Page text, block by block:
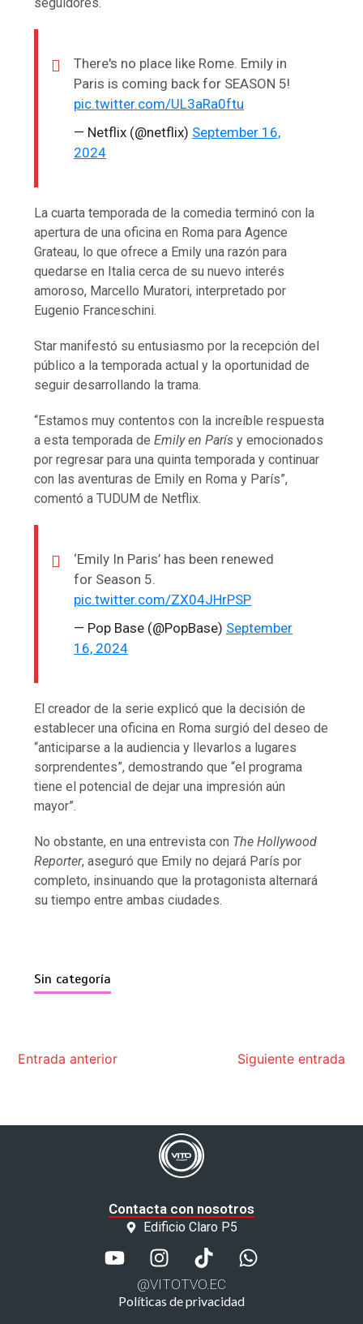
There's no place like Rome. Emily in
Paris is coming back for SEASON 5!
pic.twitter.com/UL3aRa0ftu
— Netflix (@netflix) September 16,
2024
La cuarta temporada de la comedia terminó con la
apertura de una oficina en Roma para Agence
Grateau, lo que ofrece a Emily una razón para
quedarse en Italia cerca de su nuevo interés
amoroso, Marcello Muratori, interpretado por
Eugenio Franceschini.
Star manifestó su entusiasmo por la recepción del
público a la temporada actual y la oportunidad de
seguir desarrollando la trama.
“Estamos muy contentos con la increíble respuesta
a esta temporada deEmily en París y emocionados
por regresar para una quinta temporada y continuar
con las aventuras de Emily en Roma y París”,
comentó a TUDUM de Netflix.
‘Emily In Paris’ has been renewed
for Season 5.
pic.twitter.com/ZX04JHrPSP
— Pop Base (@PopBase) September
16, 2024
El creador de la serie explicó que la decisión de
establecer una oficina en Roma surgió del deseo de
“anticiparse a la audiencia y llevarlos a lugares
sorprendentes”, demostrando que “el programa
tiene el potencial de dejar una impresión aún
mayor”.
No obstante, en una entrevista con The Hollywood
Reporter, aseguró que Emily no dejará París por
completo, insinuando que la protagonista alternará
su tiempo entre ambas ciudades.
Sin categoría
Entrada anterior Siguiente entrada
Contacta con nosotros
Edificio Claro P5
@VITOTVO.EC
Políticas de privacidad